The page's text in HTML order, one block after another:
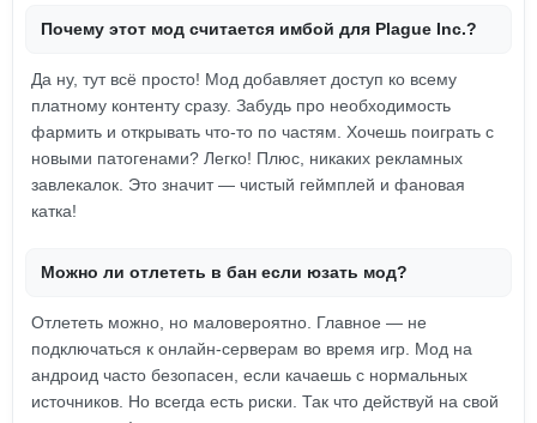
Почему этот мод считается имбой для Plague Inc.?
Да ну, тут всё просто! Мод добавляет доступ ко всему
платному контенту сразу. Забудь про необходимость
фармить и открывать что-то по частям. Хочешь поиграть с
новыми патогенами? Легко! Плюс, никаких рекламных
завлекалок. Это значит — чистый геймплей и фановая
катка!
Можно ли отлететь в бан если юзать мод?
Отлететь можно, но маловероятно. Главное — не
подключаться к онлайн-серверам во время игр. Мод на
андроид часто безопасен, если качаешь с нормальных
источников. Но всегда есть риски. Так что действуй на свой